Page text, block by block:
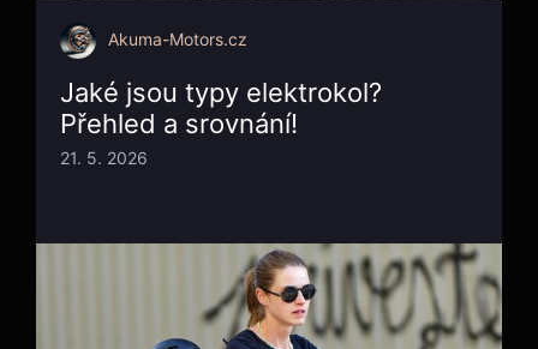
Akuma-Motors.cz
Jaké jsou typy elektrokol?
Přehled a srovnání!
21. 5. 2026